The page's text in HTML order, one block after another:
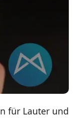
für Lauter und